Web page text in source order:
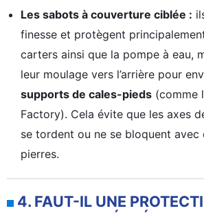
Les sabots à couverture ciblée :
finesse et protègent
carters ainsi que la pompe à eau,
leur moulage vers l’arrière pour
supports de cales-pieds (comme
Factory). Cela évite que les axes
se tordent ou ne se bloquent avec
pierres.
4. FAUT-IL UNE